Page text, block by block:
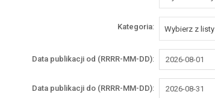
Kategoria Wybierz z listy
Data publikacji od (RRRR-MM-DD)
Data publikacji do (RRRR-MM-DD)